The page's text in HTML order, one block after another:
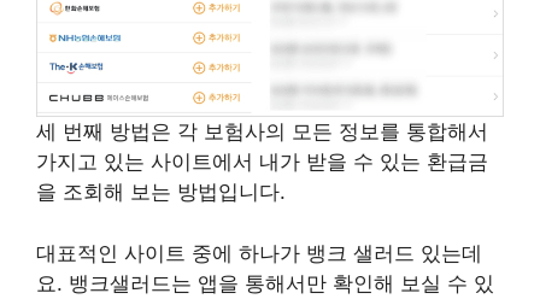
세 번째 방법은 각 보험사의 모든 정보를 통합해서
가지고 있는 사이트에서 내가 받을 수 있는 환급금
을 조회해 보는 방법입니다.
대표적인 사이트 중에 하나가 뱅크 샐러드 있는데
요. 뱅크샐러드는 앱을 통해서만 확인해 보실 수 있